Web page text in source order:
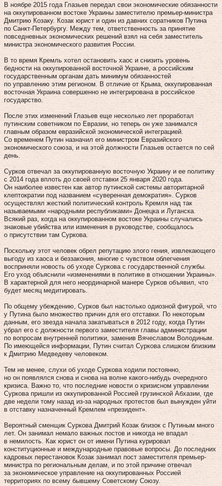
В ноябре 2015 года Глазьев передал свои экономические обязанности
на оккупированном востоке Украины заместителю премьер-министра
Дмитрию Козаку. Козак юрист и один из давних соратников Путина
по Санкт-Петербургу. Между тем, ответственность за принятие
повседневных экономических решений взял на себя заместитель
министра экономического развития России.
В то время Кремль хотел остановить хаос и снизить уровень
бедности на оккупированной восточной Украине, а российским
государственным органам дать минимум обязанностей
по управлению этим регионом. В отличие от Крыма, оккупированная
восточная Украина совершенно не интегрирована в российское
государство.
После этих изменений Глазьев еще несколько лет проработал
путинским советником по Евразии, но теперь он уже занимался
главным образом евразийской экономической интеграцией.
Со временем Путин назначил его министром Евразийского
экономического союза, и на этой должности Глазьев остается по сей
день.
Сурков отвечал за оккупированную восточную Украину и ее политику
с 2014 года вплоть до своей отставки 25 января 2020 года.
Он наиболее известен как автор путинской системы авторитарной
клептократии под названием «суверенная демократия». Сурков
осуществлял жесткий политический контроль Кремля над так
называемыми «народными республиками» Донецка и Луганска.
Всякий раз, когда на оккупированном востоке Украины случались
знаковые убийства или изменения в руководстве, сообщалось
о присутствии там Суркова.
Поскольку этот человек обрел репутацию злого гения, извлекающего
выгоду из хаоса и беззакония, многие с чувством облегчения
восприняли новость об уходе Суркова с государственной службы.
Его уход объяснили «изменениями в политике в отношении Украины».
В характерной для него неординарной манере Сурков объявил, что
будет месяц медитировать.
По общему убеждению, Сурков был настолько одиозной фигурой, что
у Путина было множество причин для его отставки. По некоторым
данным, его звезда начала закатываться в 2012 году, когда Путин
убрал его с должности первого заместителя главы администрации
по вопросам внутренней политики, заменив Вячеславом Володиным.
По имеющейся информации, Путин считал Суркова слишком близким
к Дмитрию Медведеву человеком.
Тем не менее, слухи об уходе Суркова ходили постоянно,
но он появлялся снова и снова на волне какого-нибудь очередного
кризиса. Важно то, что последние новости о кризисном управлении
Суркова пришли из оккупированной Россией грузинской Абхазии, где
две недели тому назад из-за народных протестов был вынужден уйти
в отставку назначенный Кремлем «президент».
Вероятный сменщик Суркова Дмитрий Козак близок с Путиным много
лет. Он занимал немало важных постов и никогда не впадал
в немилость. Как юрист он от имени Путина курировал
конституционные и международные правовые вопросы. До последних
кадровых перестановок Козак занимал пост заместителя премьер-
министра по региональным делам, и по этой причине отвечал
за экономическое управление на оккупированных Россией
территориях по всему бывшему Советскому Союзу.